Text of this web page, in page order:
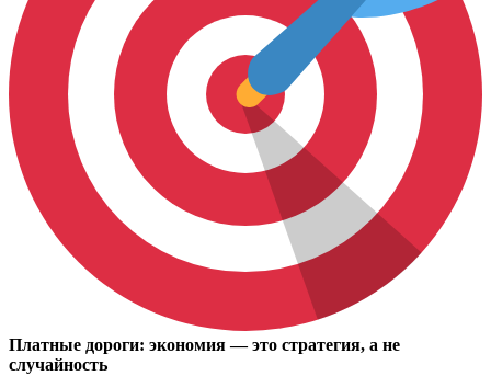
Платные дороги: экономия — это стратегия, а не
случайность